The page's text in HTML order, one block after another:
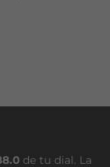
de tu dial. La